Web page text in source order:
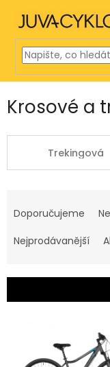
obsah
Krosové a
Trekingová
a
e
í
r
Doporučujeme
Nejprodávanější